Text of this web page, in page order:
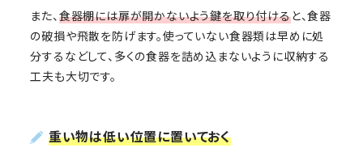
また、 食器棚には扉が開かないよう鍵を取り付けると、食器
の破損や飛散を防げます。使っていない食器類は早めに処
分するなどして、多くの食器を詰め込まないように収納する
工夫も大切です。
重い物は低い位置に置いておく